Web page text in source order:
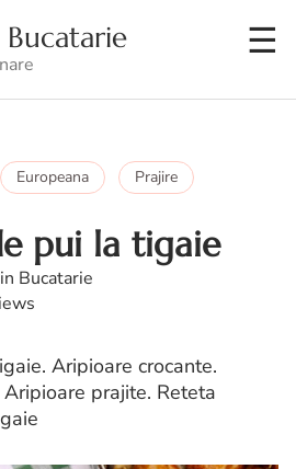
Bucatarie
Europeana Prajire
pui la tigaie
Bucatarie
Aripioare crocante.
prajite. Reteta